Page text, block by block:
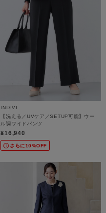
INDIVI
【洗える／UVケア／SETUP可能】ウー
ル調ワイドパンツ
¥16,940
さらに10%OFF